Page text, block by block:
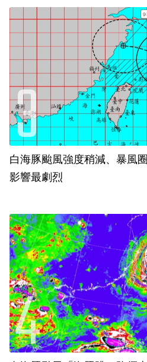
白海豚颱風強度稍減、暴風
影響最劇烈